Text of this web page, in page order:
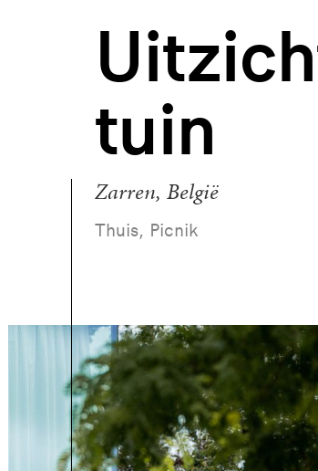
tuin
Zarren, België
Thuis, Picnik